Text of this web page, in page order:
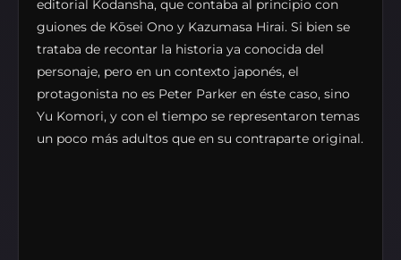
editorial Kodansha, que contaba al principio con
guiones de Kōsei Ono y Kazumasa Hirai. Si bien se
trataba de recontar la historia ya conocida del
personaje, pero en un contexto japonés, el
protagonista no es Peter Parker en éste caso, sino
Yu Komori, y con el tiempo se representaron temas
un poco más adultos que en su contraparte original.